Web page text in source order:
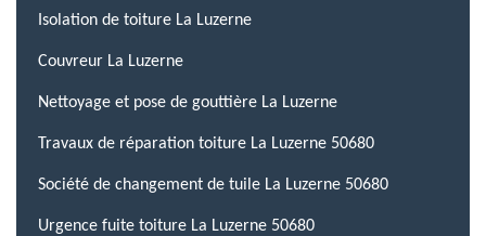
Isolation de toiture La Luzerne
Couvreur La Luzerne
Nettoyage et pose de gouttière La Luzerne
Travaux de réparation toiture La Luzerne 50680
Société de changement de tuile La Luzerne 50680
Urgence fuite toiture La Luzerne 50680